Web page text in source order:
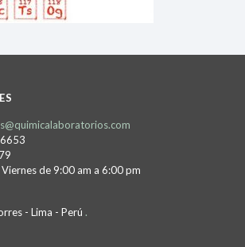
de 9:00 am a 6:00 pm
- Lima - Perú .